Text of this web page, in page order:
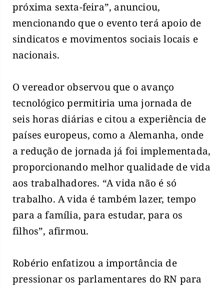
próxima sexta-feira”, anunciou,
mencionando que o evento terá apoio de
sindicatos e movimentos sociais locais e
nacionais.
O vereador observou que o avanço
tecnológico permitiria uma jornada de
seis horas diárias e citou a experiência de
países europeus, como a Alemanha, onde
a redução de jornada já foi implementada,
proporcionando melhor qualidade de vida
aos trabalhadores. “A vida não é só
trabalho. A vida é também lazer, tempo
para a família, para estudar, para os
filhos”, afirmou.
Robério enfatizou a importância de
pressionar os parlamentares do RN para